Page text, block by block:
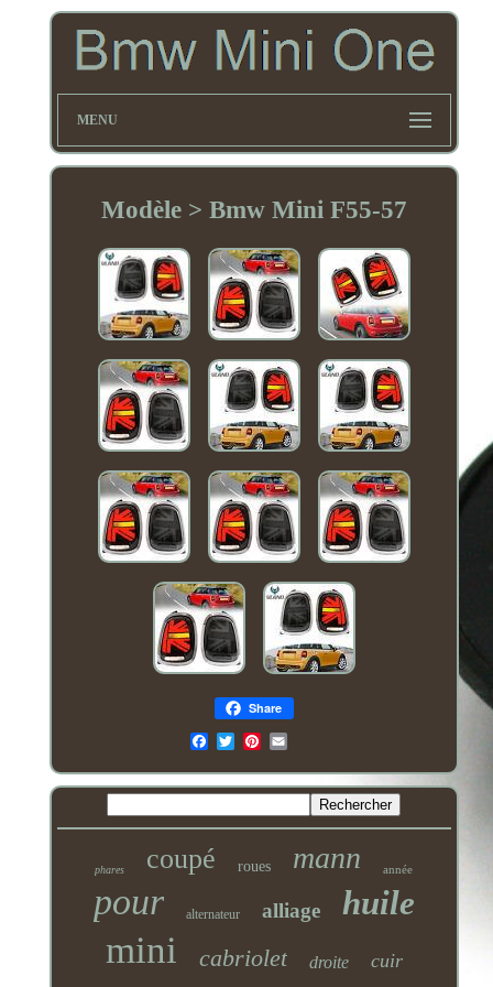
MENU
Modèle > Bmw Mini F55-57
Share
Email
phares coupé roues mann année
pour alternateur alliage huile
mini cabriolet droite cuir